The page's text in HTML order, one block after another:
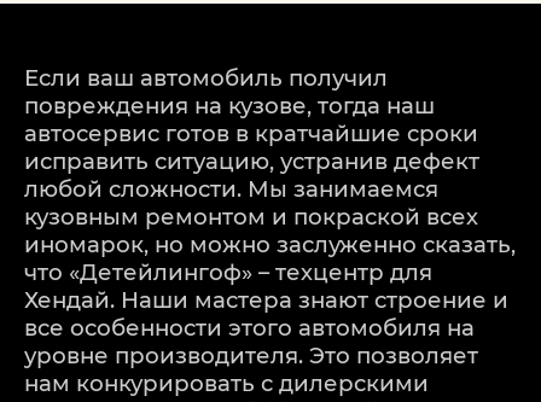
Если ваш автомобиль получил
повреждения на кузове, тогда наш
автосервис готов в кратчайшие сроки
исправить ситуацию, устранив дефект
любой сложности. Мы занимаемся
кузовным ремонтом и покраской всех
иномарок, но можно заслуженно сказать,
что «Детейлингоф» – техцентр для
Хендай. Наши мастера знают строение и
все особенности этого автомобиля на
уровне производителя. Это позволяет
нам конкурировать с дилерскими